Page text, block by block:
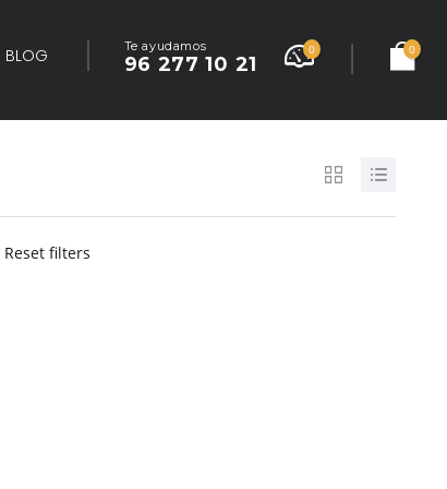
BLOG Te ayudamos
96 277 10 21
0 0
Reset filters